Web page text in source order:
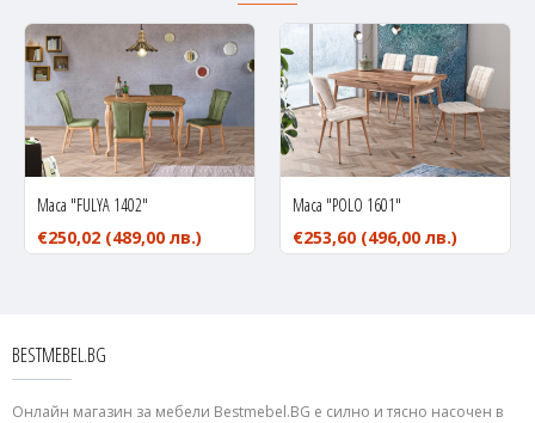
Маса "FULYA 1402"
€250,02 (489,00 лв.)
Маса "POLO 1601"
€253,60 (496,00 лв.)
BESTMEBEL.BG
Онлайн магазин за мебели Bestmebel.BG е силно и тясно насочен в